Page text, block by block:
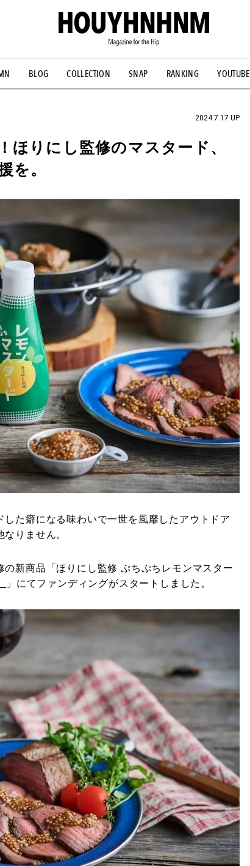
BLOG COLLECTION SNAP RANKING YOUTUBE
#古着サミット #NEW VINTAGE #マイナーグッド図鑑
IT #AH.H #ととけん #FASHION #MUSIC
2024.7.17 UP
ほりにし監修のマスタード、
を。
た癖になる味わいで一世を風靡したアウトドア
りません。
新商品「ほりにし監修 ぷちぷちレモンマスター
」にてファンディングがスタートしました。